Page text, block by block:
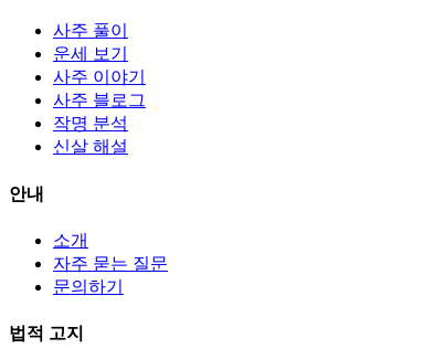
사주 풀이
운세 보기
사주 이야기
사주 블로그
작명 분석
신살 해설
안내
소개
자주 묻는 질문
문의하기
법적 고지